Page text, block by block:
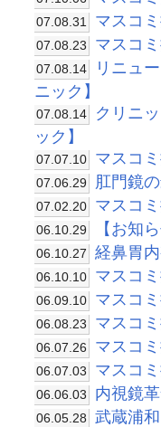
07.08.31 マスコ
07.08.23 マスコ
07.08.14
リニュ
ニック】
07.08.14
クリニ
ック】
07.07.10 マスコ
07.06.29 肛門鏡
07.02.20 マスコ
06.10.29 【お知
06.10.27 経鼻胃
06.10.10 マスコ
06.09.10 マスコ
06.08.23 マスコ
06.07.26 マスコ
06.07.03 マスコ
06.06.03 内視鏡
06.05.28 武蔵浦